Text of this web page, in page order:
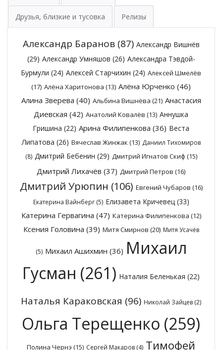
Друзья, близкие и тусовка Релизы
Александр Баранов(87) Александр Вишнёв
(29) Александр Умняшов (26) Александра Тэвдой-
Бурмули (24) Алексей Старчихин (24) Алексей Шмелёв
(17) Алёна Харитонова (13) Алёна Юрченко (46)
Алина Зверева (40) Альбина Вишнёва (21) Анастасия
Диевская (42) Анатолий Ковалёв (13) Аннушка
Гришина (22) Арина Филипенкова (36) Веста
Липатова (26) Вячеслав Жинжак (13) Даниил Тихомиров
(8) Дмитрий Бебенин (29) Дмитрий Игнатов Скиф (15)
Дмитрий Лихачёв (37) Дмитрий Петров (16)
Дмитрий Урюпин (106) Евгений Чубаров (16)
Екатерина Вайнберг(5) Елизавета Кричевец(33)
Катерина Гервагина (47) Катерина Филипенкова (12)
Ксения Головина (39) Митя Смирнов (20) Митя Усачёв
(5) Михаил Ашихмин (36) Михаил
Гусман (261) Наталия Беленькая (22)
Наталья Караковская (96) Николай Зайцев (2)
Ольга Терещенко (259)
Полина Чернэ (15) Сергей Макаров (4) Тимофей